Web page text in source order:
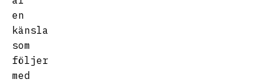
en
känsla
som
följer
med